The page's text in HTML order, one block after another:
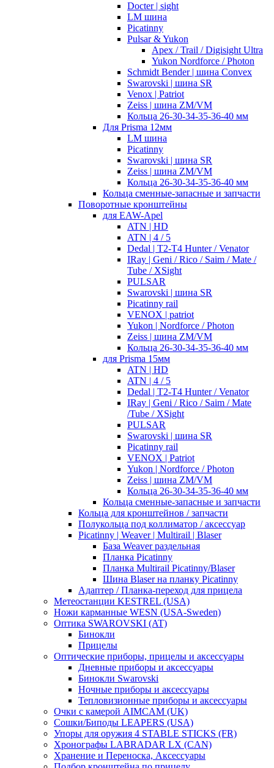
Docter | sight
LM шина
Picatinny
Pulsar & Yukon
Apex / Trail / Digisight Ultra
Yukon Nordforce / Photon
Schmidt Bender | шина Convex
Swarovski | шина SR
Venox | Patriot
Zeiss | шина ZM/VM
Кольца 26-30-34-35-36-40 мм
Для Prisma 12мм
LM шина
Picatinny
Swarovski | шина SR
Zeiss | шина ZM/VM
Кольца 26-30-34-35-36-40 мм
Кольца сменные-запасные и запчасти
Поворотные кронштейны
для EAW-Apel
ATN | HD
ATN | 4 / 5
Dedal | T2-T4 Hunter / Venator
IRay | Geni / Rico / Saim / Mate /
Tube / XSight
PULSAR
Swarovski | шина SR
Picatinny rail
VENOX | patriot
Yukon | Nordforce / Photon
Zeiss | шина ZM/VM
Кольца 26-30-34-35-36-40 мм
для Prisma 15мм
ATN | HD
ATN | 4 / 5
Dedal | T2-T4 Hunter / Venator
IRay | Geni / Rico / Saim / Mate
/Tube / XSight
PULSAR
Swarovski | шина SR
Picatinny rail
VENOX | Patriot
Yukon | Nordforce / Photon
Zeiss | шина ZM/VM
Кольца 26-30-34-35-36-40 мм
Кольца сменные-запасные и запчасти
Кольца для кронштейнов / запчасти
Полукольца под коллиматор / аксессуар
Picatinny | Weaver | Multirail | Blaser
База Weaver раздельная
Планка Picatinny
Планка Multirail Picatinny/Blaser
Шина Blaser на планку Picatinny
Адаптер / Планка-переход для прицела
Метеостанции KESTREL (USA)
Ножи карманные WESN (USA-Sweden)
Оптика SWAROVSKI (AT)
Бинокли
Прицелы
Оптические приборы, прицелы и аксессуары
Дневные приборы и аксессуары
Бинокли Swarovski
Ночные приборы и аксессуары
Тепловизионные приборы и аксессуары
Очки с камерой AIMCAM (UK)
Сошки/Биподы LEAPERS (USA)
Упоры для оружия 4 STABLE STICKS (FR)
Хронографы LABRADAR LX (CAN)
Хранение и Переноска, Аксессуары